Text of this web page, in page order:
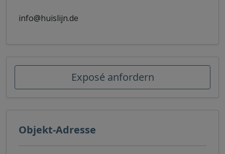
info@huislijn.de
Exposé anfordern
Objekt-Adresse